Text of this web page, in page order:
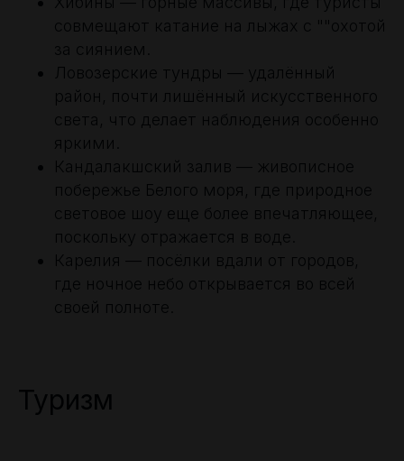
совмещают катание на лыжах с ""охотой
за сиянием.
Ловозерские тундры — удалённый
район, почти лишённый искусственного
света, что делает наблюдения особенно
яркими.
Кандалакшский залив — живописное
побережье Белого моря, где природное
световое шоу еще более впечатляющее,
поскольку отражается в воде.
Карелия — посёлки вдали от городов,
где ночное небо открывается во всей
своей полноте.
Туризм